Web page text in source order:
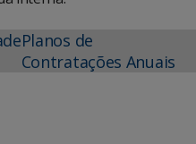
Planos de
Contratações Anuais